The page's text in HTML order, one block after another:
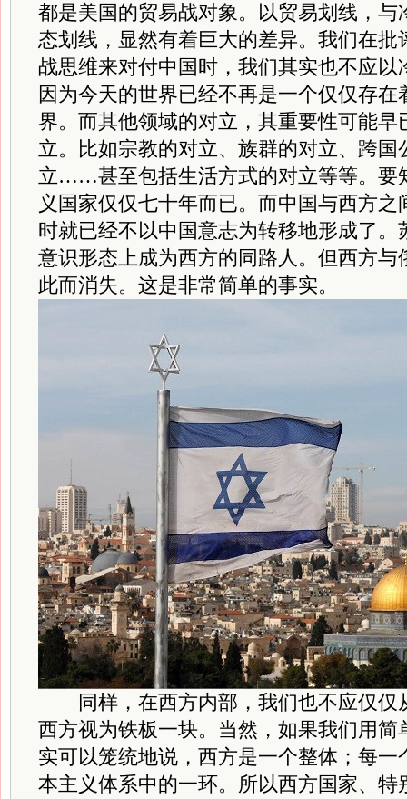
都是美国的贸易战对象。以贸易划线，与
态划线，显然有着巨大的差异。我们在批
战思维来对付中国时，我们其实也不应以
因为今天的世界已经不再是一个仅仅存在
界。而其他领域的对立，其重要性可能早
立。比如宗教的对立、族群的对立、跨国
立……甚至包括生活方式的对立等等。要
义国家仅仅七十年而已。而中国与西方之
时就已经不以中国意志为转移地形成了。
意识形态上成为西方的同路人。但西方与
此而消失。这是非常简单的事实。
同样，在西方内部，我们也不应仅仅
西方视为铁板一块。当然，如果我们用简
实可以笼统地说，西方是一个整体；每一
本主义体系中的一环。所以西方国家、特